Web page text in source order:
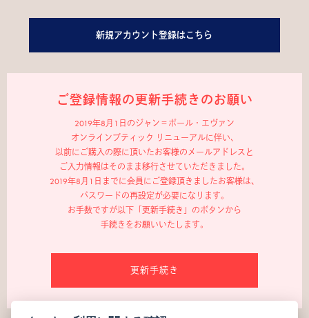
新規アカウント登録はこちら
ご登録情報の更新手続きのお願い
2019年8月1日のジャン＝ポール・エヴァン
オンラインブティック リニューアルに伴い、
以前にご購入の際に頂いたお客様のメールアドレスと
ご入力情報はそのまま移行させていただきました。
2019年8月1日までに会員にご登録頂きましたお客様は、
パスワードの再設定が必要になります。
お手数ですが以下「更新手続き」のボタンから
手続きをお願いいたします。
更新手続き